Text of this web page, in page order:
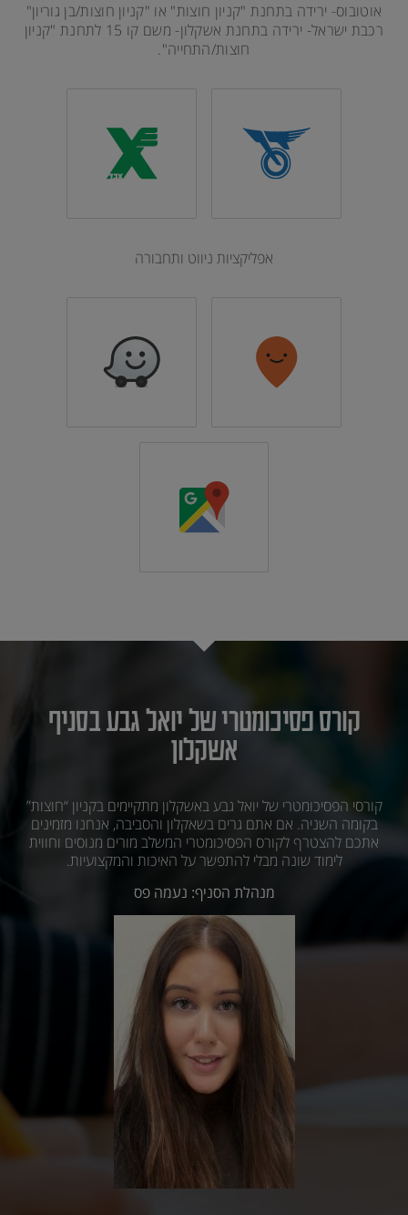
אוטובוס- ירידה בתחנת "קניון חוצות" או "קניון חוצות/בן גוריון"
רכבת ישראל- ירידה בתחנת אשקלון- משם קו 15 לתחנת "קניון
חוצות/התחייה".
אפליקציות ניווט ותחבורה
קורס פסיכומטרי של יואל גבע בסניף
אשקלון
קורסי הפסיכומטרי של יואל גבע באשקלון מתקיימים בקניון “חוצות”
בקומה השניה. אם אתם גרים בשאקלון והסביבה, אנחנו מזמינים
אתכם להצטרף לקורס הפסיכומטרי המשלב מורים מנוסים וחווית
לימוד שונה מבלי להתפשר על האיכות והמקצועיות.
מנהלת הסניף: נעמה פס